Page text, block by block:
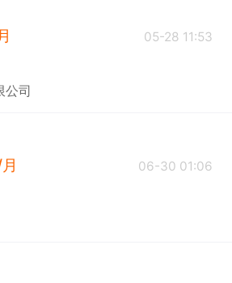
05-28 11:53
公司
06-30 01:06